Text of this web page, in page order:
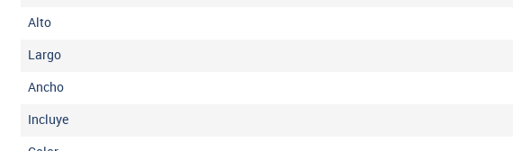
Alto
Largo
Ancho
Incluye